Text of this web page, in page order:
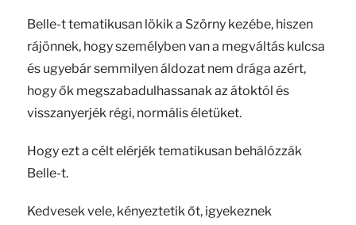
Belle-t tematikusan lökik a Szörny kezébe, hiszen
rájönnek, hogy személyben van a megváltás kulcsa
és ugyebár semmilyen áldozat nem drága azért,
hogy ők megszabadulhassanak az átoktól és
visszanyerjék régi, normális életüket.
Hogy ezt a célt elérjék tematikusan behálózzák
Belle-t.
Kedvesek vele, kényeztetik őt, igyekeznek